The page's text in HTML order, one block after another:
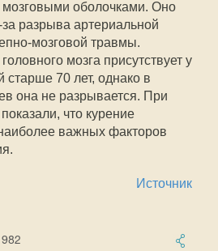
мозговыми оболочками. Оно
разрыва артериальной
мозговой травмы.
мозга присутствует у
старше 70 лет, однако в
она не разрывается. При
что курение
важных факторов
Источник
982